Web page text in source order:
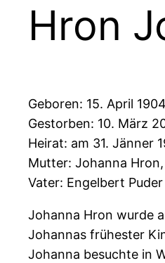
Hron
Geboren: 15. April
Gestorben: 10. März
Heirat: am 31. Jänner
Mutter: Johanna
Vater: Engelbert Puder
Johanna Hron wurde
Johannas frühester
Johanna besuchte in